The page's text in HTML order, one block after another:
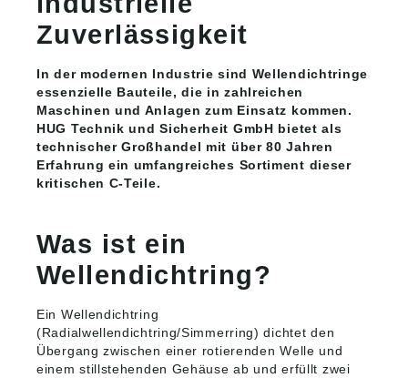
Zuverlässigkeit
In der modernen Industrie sind Wellendichtringe
essenzielle Bauteile, die in zahlreichen
Maschinen und Anlagen zum Einsatz kommen.
HUG Technik und Sicherheit GmbH bietet als
technischer Großhandel mit über 80 Jahren
Erfahrung ein umfangreiches Sortiment dieser
kritischen C-Teile.
Was ist ein
Wellendichtring?
Ein Wellendichtring
(Radialwellendichtring/Simmerring) dichtet den
Übergang zwischen einer rotierenden Welle und
einem stillstehenden Gehäuse ab und erfüllt zwei